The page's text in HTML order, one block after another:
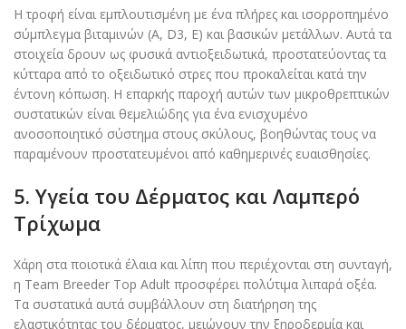
Η τροφή είναι εμπλουτισμένη με ένα πλήρες και ισορροπημένο
σύμπλεγμα βιταμινών (A, D3, E) και βασικών μετάλλων. Αυτά τα
στοιχεία δρουν ως φυσικά αντιοξειδωτικά, προστατεύοντας τα
κύτταρα από το οξειδωτικό στρες που προκαλείται κατά την
έντονη κόπωση. Η επαρκής παροχή αυτών των μικροθρεπτικών
συστατικών είναι θεμελιώδης για ένα ενισχυμένο
ανοσοποιητικό σύστημα στους σκύλους, βοηθώντας τους να
παραμένουν προστατευμένοι από καθημερινές ευαισθησίες.
5. Υγεία του Δέρματος και Λαμπερό
Τρίχωμα
Χάρη στα ποιοτικά έλαια και λίπη που περιέχονται στη συνταγή,
η Team Breeder Top Adult προσφέρει πολύτιμα λιπαρά οξέα.
Τα συστατικά αυτά συμβάλλουν στη διατήρηση της
ελαστικότητας του δέρματος, μειώνουν την ξηροδερμία και